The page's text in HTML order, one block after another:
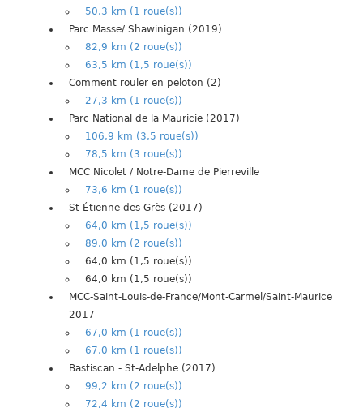
50,3 km (1 roue(s))
Parc Masse/ Shawinigan (2019)
82,9 km (2 roue(s))
63,5 km (1,5 roue(s))
Comment rouler en peloton (2)
27,3 km (1 roue(s))
Parc National de la Mauricie (2017)
106,9 km (3,5 roue(s))
78,5 km (3 roue(s))
MCC Nicolet / Notre-Dame de Pierreville
73,6 km (1 roue(s))
St-Étienne-des-Grès (2017)
64,0 km (1,5 roue(s))
89,0 km (2 roue(s))
64,0 km (1,5 roue(s))
64,0 km (1,5 roue(s))
MCC-Saint-Louis-de-France/Mont-Carmel/Saint-Maurice
2017
67,0 km (1 roue(s))
67,0 km (1 roue(s))
Bastiscan - St-Adelphe (2017)
99,2 km (2 roue(s))
72,4 km (2 roue(s))